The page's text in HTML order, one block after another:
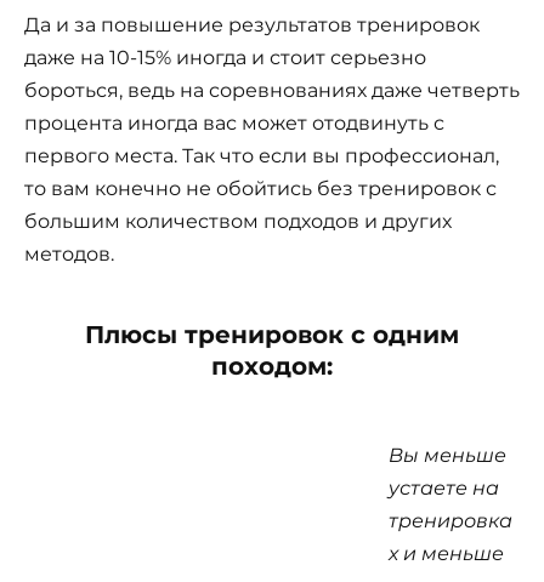
Да и за повышение результатов тренировок
даже на 10-15% иногда и стоит серьезно
бороться, ведь на соревнованиях даже четверть
процента иногда вас может отодвинуть с
первого места. Так что если вы профессионал,
то вам конечно не обойтись без тренировок с
большим количеством подходов и других
методов.
Плюсы тренировок с одним
походом:
Вы меньше
устаете на
тренировка
х и меньше